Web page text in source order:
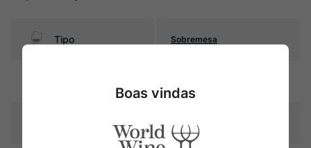
Tipo Sobremesa
Château d'Yquem
Boas vindas